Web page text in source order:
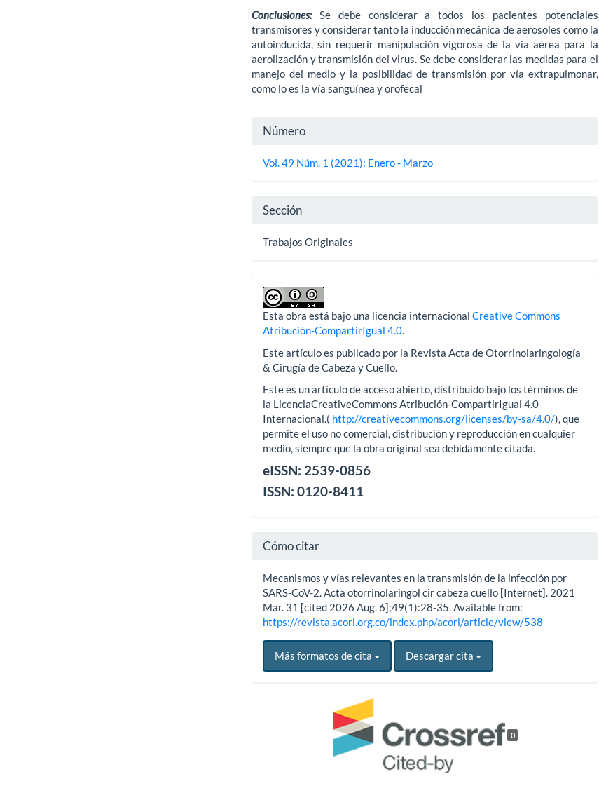
Conclusiones:Se debe considerar a todos los pacientes potenciales
transmisores y considerar tanto la inducción mecánica de aerosoles como la
autoinducida, sin requerir manipulación vigorosa de la vía aérea para la
aerolización y transmisión del virus. Se debe considerar las medidas para el
manejo del medio y la posibilidad de transmisión por vía extrapulmonar,
como lo es la vía sanguínea y orofecal
Detalles
del
Número
Vol. 49 Núm. 1 (2021): Enero - Marzo
Sección
Trabajos Originales
Esta obra está bajo una licencia internacionalCreative Commons
Atribución-CompartirIgual 4.0.
Este artículo es publicado por la Revista Acta de Otorrinolaringología
& Cirugía de Cabeza y Cuello.
Este es un artículo de acceso abierto, distribuido bajo los términos de
la LicenciaCreativeCommons Atribución-CompartirIgual 4.0
Internacional.( http://creativecommons.org/licenses/by-sa/4.0/), que
permite el uso no comercial, distribución y reproducción en cualquier
medio, siempre que la obra original sea debidamente citada.
eISSN: 2539-0856
ISSN: 0120-8411
Cómo citar
Mecanismos y vías relevantes en la transmisión de la infección por
SARS-CoV-2. Acta otorrinolaringol cir cabeza cuello [Internet]. 2021
Mar. 31 [cited 2026 Aug. 6];49(1):28-35. Available from:
https://revista.acorl.org.co/index.php/acorl/article/view/538
Más formatos de cita Descargar cita
0